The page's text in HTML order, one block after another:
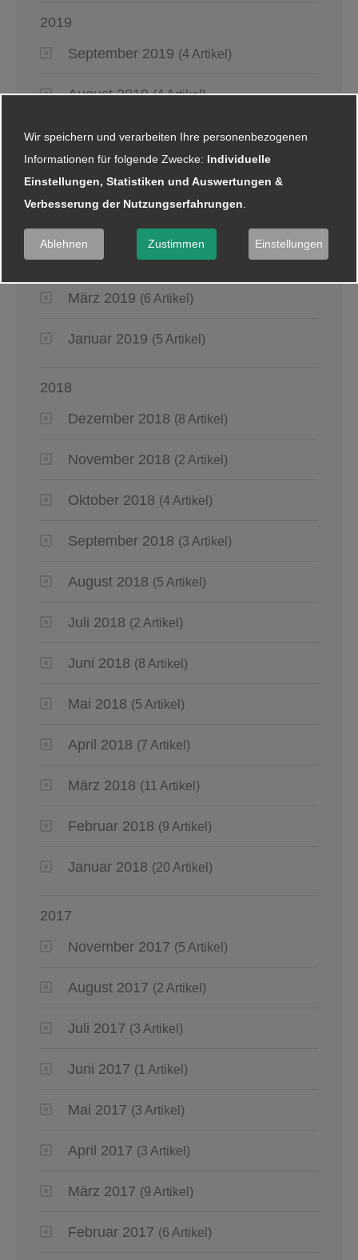
2019
September 2019 (4 Artikel)
August 2019 (4 Artikel)
Juli 2019 (4 Artikel)
Juni 2019 (6 Artikel)
April 2019 (4 Artikel)
März 2019 (6 Artikel)
Januar 2019 (5 Artikel)
2018
Dezember 2018 (8 Artikel)
November 2018 (2 Artikel)
Oktober 2018 (4 Artikel)
September 2018 (3 Artikel)
August 2018 (5 Artikel)
Juli 2018 (2 Artikel)
Juni 2018 (8 Artikel)
Mai 2018 (5 Artikel)
April 2018 (7 Artikel)
März 2018 (11 Artikel)
Februar 2018 (9 Artikel)
Januar 2018 (20 Artikel)
2017
November 2017 (5 Artikel)
August 2017 (2 Artikel)
Juli 2017 (3 Artikel)
Juni 2017 (1 Artikel)
Mai 2017 (3 Artikel)
April 2017 (3 Artikel)
März 2017 (9 Artikel)
Februar 2017 (6 Artikel)
Wir speichern und verarbeiten Ihre personenbezogenen
Informationen für folgende Zwecke: Individuelle
Einstellungen, Statistiken und Auswertungen &
Verbesserung der Nutzungserfahrungen
Ablehnen Zustimmen Einstellungen